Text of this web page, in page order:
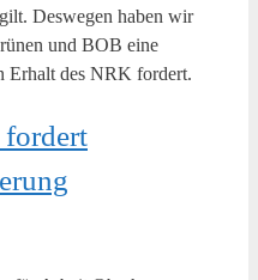
Deswegen haben wir
und BOB eine
Erhalt des NRK fordert.